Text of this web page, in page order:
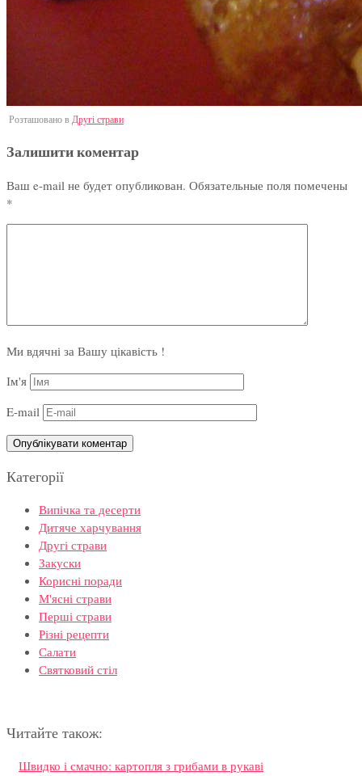
Розташовано в Другі страви
Залишити коментар
Ваш e-mail не будет опубликован. Обязательные поля помечены
*
Ми вдячні за Вашу цікавість !
Ім'я
E-mail
Категорії
Випічка та десерти
Дитяче харчування
Другі страви
Закуски
Корисні поради
М'ясні страви
Перші страви
Різні рецепти
Салати
Святковий стіл
Читайте також:
Швидко і смачно: картопля з грибами в рукаві